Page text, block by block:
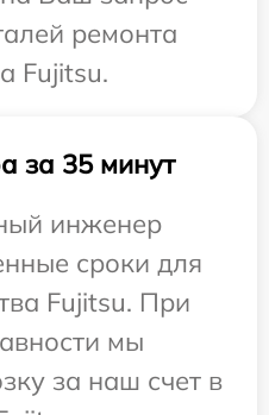
ремонта
Fujitsu.
за 35 минут
инженер
сроки для
Fujitsu. При
мы
за наш счет в